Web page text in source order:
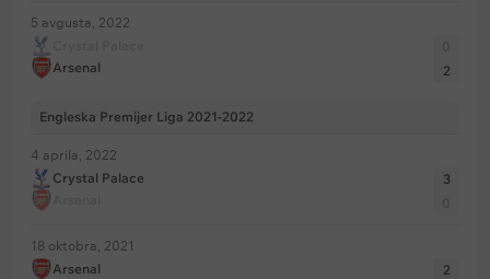
5 avgusta, 2022
Arsenal
2
Engleska Premijer Liga 2021-2022
4 aprila, 2022
Crystal Palace
3
18 oktobra, 2021
Arsenal
2